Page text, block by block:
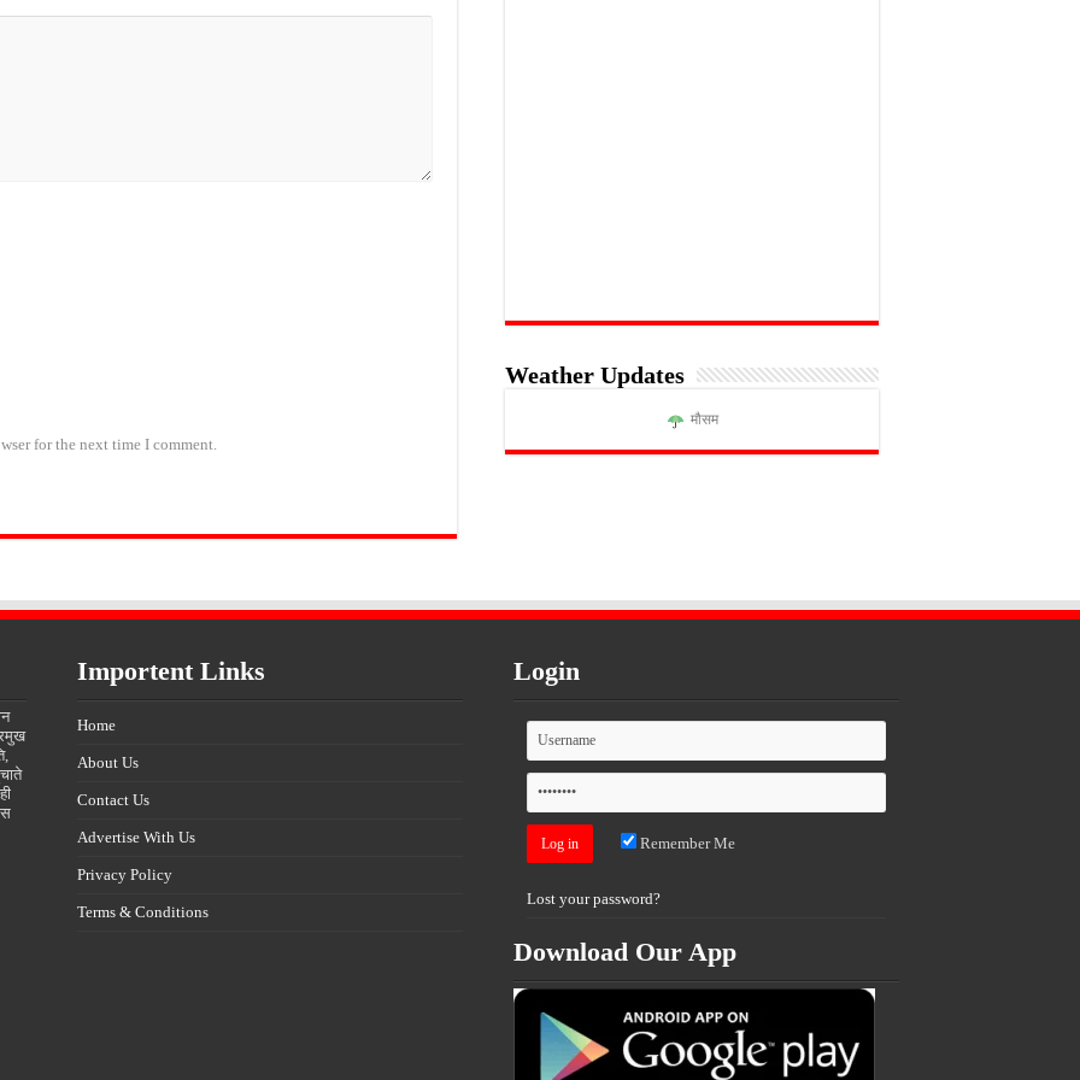
for the next time I comment.
Weather Updates
मौसम
Importent Links
Home
About Us
Contact Us
Advertise With Us
Privacy Policy
Terms & Conditions
Login
Remember Me
Lost your password?
Download Our App